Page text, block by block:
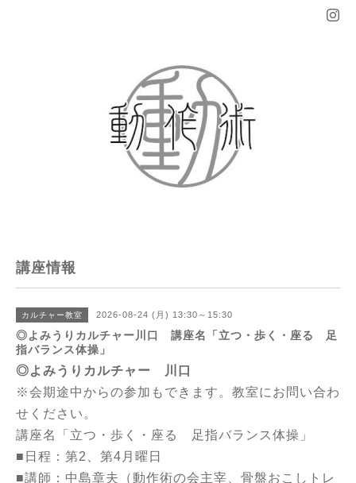
講座情報
カルチャー教室 2026-08-24 (月) 13:30～15:30
◎よみうりカルチャー川口 講座名「立つ・歩く・座る 足
指バランス体操」
◎よみうりカルチャー 川口
※会期途中からの参加もできます。教室にお問い合わ
せください。
講座名「立つ・歩く・座る 足指バランス体操」
■日程：第2、第4月曜日
■講師：中島章夫（動作術の会主宰、骨盤おこしトレ